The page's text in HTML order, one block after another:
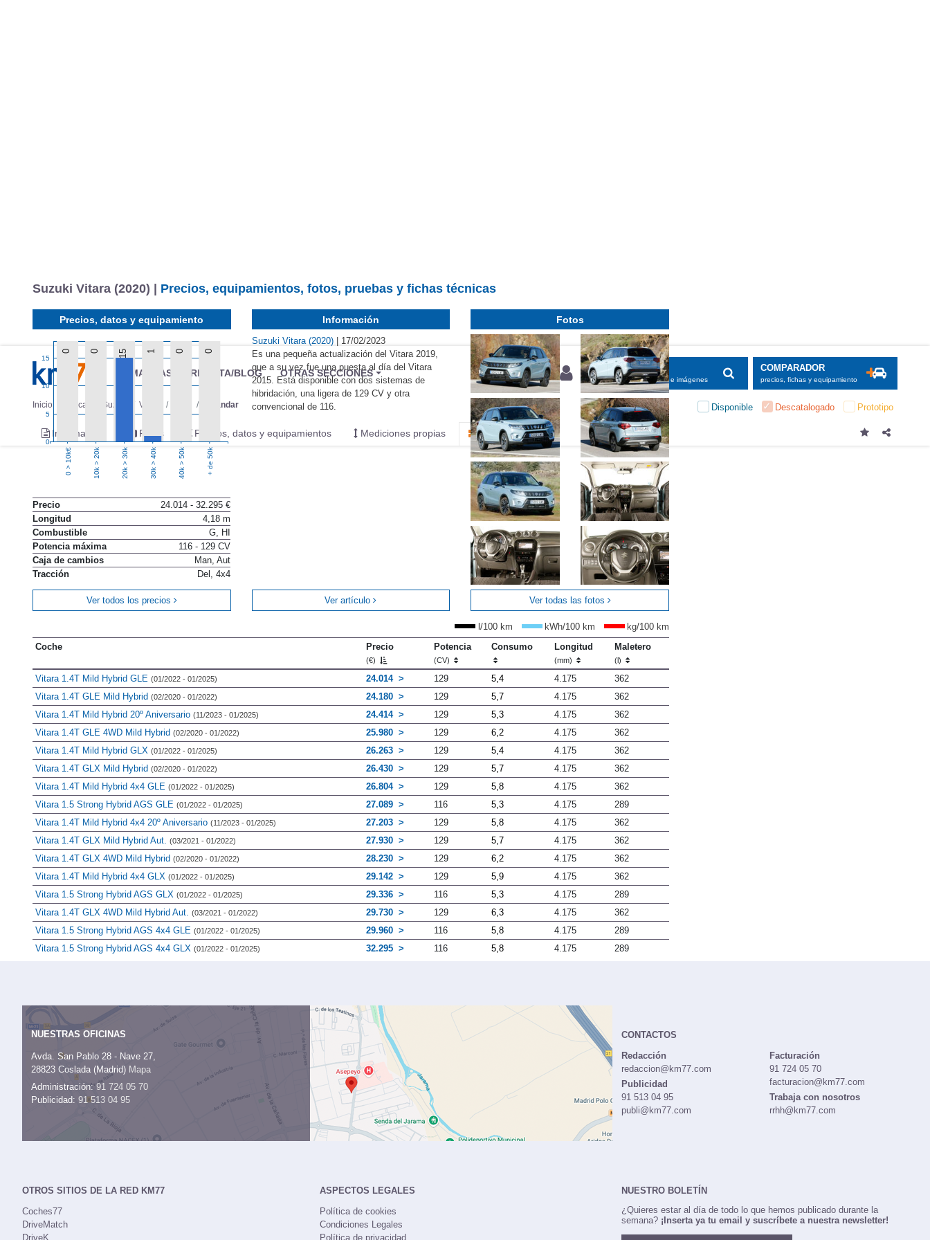
MARCAS REVISTA/BLOG OTRAS SECCIONES BUSCADOR
informaciones, fichas e imágenes
COMPARADOR
precios, fichas y equipamiento
Inicio Marcas Suzuki Vitara Estándar Disponible Descatalogado Prototipo
Información Fotos Precios, datos y equipamientos Mediciones propias Todo
Suzuki Vitara (2020) | Precios, equipamientos, fotos, pruebas y fichas técnicas
Precios, datos y equipamiento
0
5
10
15
0 0 15 1 0 0
0 > 10k€ 10k > 20k 20k > 30k 30k > 40k 40k > 50k + de 50k
Precio
24.014 - 32.295 €
Longitud
4,18 m
Combustible
G, HI
Potencia máxima
116 - 129 CV
Caja de cambios
Man, Aut
Tracción
Del, 4x4
Ver todos los precios
Información
Suzuki Vitara (2020) | 17/02/2023
Es una pequeña actualización del Vitara 2019,
que a su vez fue una puesta al día del Vitara
2015. Está disponible con dos sistemas de
hibridación, una ligera de 129 CV y otra
convencional de 116.
Ver artículo
Fotos
Ver todas las fotos
l/100 km kWh/100 km
kg/100 km
Coche
Precio
(€)
Potencia
(CV)
Consumo Longitud
(mm)
Maletero
(l)
Vitara 1.4T Mild Hybrid GLE (01/2022 - 01/2025) 24.014 129 5,4 4.175
362
Vitara 1.4T GLE Mild Hybrid (02/2020 - 01/2022) 24.180 129 5,7 4.175
362
Vitara 1.4T Mild Hybrid 20º Aniversario (11/2023 - 01/2025) 24.414 129 5,3 4.175
362
Vitara 1.4T GLE 4WD Mild Hybrid (02/2020 - 01/2022) 25.980 129 6,2 4.175
362
Vitara 1.4T Mild Hybrid GLX (01/2022 - 01/2025) 26.263 129 5,4 4.175
362
Vitara 1.4T GLX Mild Hybrid (02/2020 - 01/2022) 26.430 129 5,7 4.175
362
Vitara 1.4T Mild Hybrid 4x4 GLE (01/2022 - 01/2025) 26.804 129 5,8 4.175
362
Vitara 1.5 Strong Hybrid AGS GLE (01/2022 - 01/2025) 27.089 116 5,3 4.175
289
Vitara 1.4T Mild Hybrid 4x4 20º Aniversario (11/2023 - 01/2025) 27.203 129 5,8 4.175
362
Vitara 1.4T GLX Mild Hybrid Aut.
(03/2021 - 01/2022) 27.930 129 5,7 4.175
362
Vitara 1.4T GLX 4WD Mild Hybrid (02/2020 - 01/2022) 28.230 129 6,2 4.175
362
Vitara 1.4T Mild Hybrid 4x4 GLX (01/2022 - 01/2025) 29.142 129 5,9 4.175
362
Vitara 1.5 Strong Hybrid AGS GLX (01/2022 - 01/2025) 29.336 116 5,3 4.175
289
Vitara 1.4T GLX 4WD Mild Hybrid Aut.
(03/2021 - 01/2022) 29.730 129 6,3 4.175
362
Vitara 1.5 Strong Hybrid AGS 4x4 GLE (01/2022 - 01/2025) 29.960 116 5,8 4.175
289
Vitara 1.5 Strong Hybrid AGS 4x4 GLX (01/2022 - 01/2025) 32.295 116 5,8 4.175 289
NUESTRAS OFICINAS
Avda. San Pablo 28 - Nave 27,
28823 Coslada (Madrid) Mapa
Administración:91 724 05 70
Publicidad: 91 513 04 95
CONTACTOS
Redacción
redaccion@km77.com
Publicidad
91 513 04 95
publi@km77.com
Facturación
91 724 05 70
facturacion@km77.com
Trabaja con nosotros
rrhh@km77.com
OTROS SITIOS DE LA RED KM77
Coches77
DriveMatch
DriveK
ASPECTOS LEGALES
Política de cookies
Condiciones Legales
Política de privacidad
NUESTRO BOLETÍN
¿Quieres estar al día de todo lo que hemos publicado durante la
semana? ¡Inserta ya tu email y suscríbete a nuestra newsletter!